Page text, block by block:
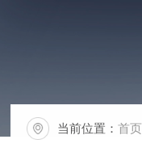
当前位置：首页